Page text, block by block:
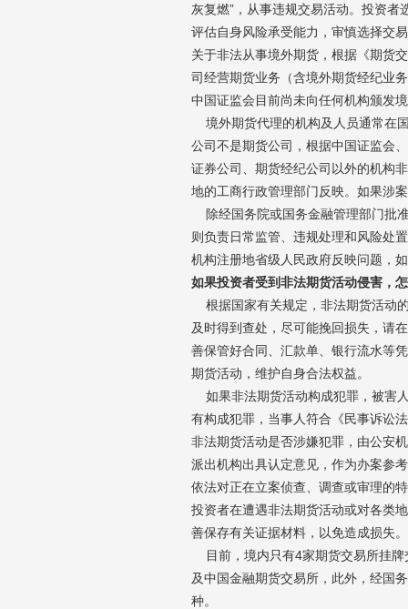
灰复燃”，从事违规交易活动。投资
评估自身风险承受能力，审慎选择交
关于非法从事境外期货，根据《期货
司经营期货业务（含境外期货经纪业
中国证监会目前尚未向任何机构颁发
境外期货代理的机构及人员通常在
公司不是期货公司，根据中国证监会
证券公司、期货经纪公司以外的机构
地的工商行政管理部门反映。如果涉
除经国务院或国务金融管理部门批
则负责日常监管、违规处理和风险处
机构注册地省级人民政府反映问题，
如果投资者受到非法期货活动侵害，
根据国家有关规定，非法期货活动
及时得到查处，尽可能挽回损失，请
善保管好合同、汇款单、银行流水等
期货活动，维护自身合法权益。
如果非法期货活动构成犯罪，被害
有构成犯罪，当事人符合《民事诉讼
非法期货活动是否涉嫌犯罪，由公安
派出机构出具认定意见，作为办案参
依法对正在立案侦查、调查或审理的
投资者在遭遇非法期货活动或对各类
善保存有关证据材料，以免造成损失。
目前，境内只有4家期货交易所挂牌
及中国金融期货交易所，此外，经国
种。